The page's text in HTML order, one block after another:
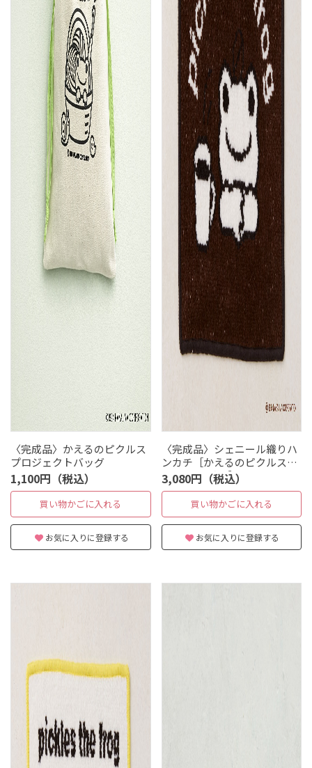
〈完成品〉かえるのピクルス
プロジェクトバッグ
1,100円（税込）
買い物かごに入れる
お気に入りに登録する
〈完成品〉シェニール織りハ
ンカチ［かえるのピクルス／
always coffee］
3,080円（税込）
買い物かごに入れる
お気に入りに登録する